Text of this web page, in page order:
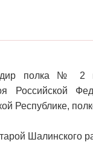
полка № 2
Российской
Республике,